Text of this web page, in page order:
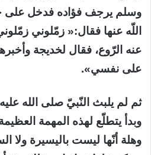
وسلم يرجف فؤاده فدخل على
اللّه عنها فقال:« زمّلوني
عنه الرّوع، فقال لخديجة
على نفسي».
ثم لم يلبث النّبيّ صلى الله
وبدأ يتطلّع لهذه المهمة
وهلة أنّها ليست باليسيرة ولا